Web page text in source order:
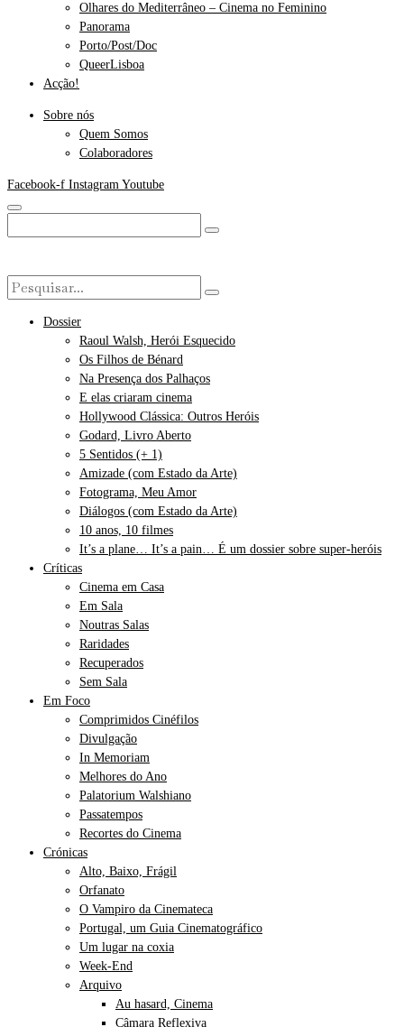
Olhares do Mediterrâneo – Cinema no Feminino
Panorama
Porto/Post/Doc
QueerLisboa
Acção!
Sobre nós
Quem Somos
Colaboradores
Facebook-f Instagram Youtube
Dossier
Raoul Walsh, Herói Esquecido
Os Filhos de Bénard
Na Presença dos Palhaços
E elas criaram cinema
Hollywood Clássica: Outros Heróis
Godard, Livro Aberto
5 Sentidos (+ 1)
Amizade (com Estado da Arte)
Fotograma, Meu Amor
Diálogos (com Estado da Arte)
10 anos, 10 filmes
It’s a plane… It’s a pain… É um dossier sobre super-heróis
Críticas
Cinema em Casa
Em Sala
Noutras Salas
Raridades
Recuperados
Sem Sala
Em Foco
Comprimidos Cinéfilos
Divulgação
In Memoriam
Melhores do Ano
Palatorium Walshiano
Passatempos
Recortes do Cinema
Crónicas
Alto, Baixo, Frágil
Orfanato
O Vampiro da Cinemateca
Portugal, um Guia Cinematográfico
Um lugar na coxia
Week-End
Arquivo
Au hasard, Cinema
Câmara Reflexiva